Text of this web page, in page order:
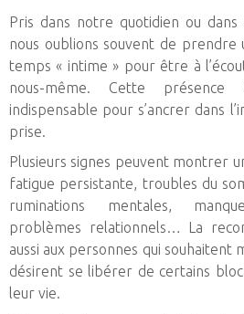
Pris dans notre quotidien ou
nous oublions souvent de
temps « intime » pour être à
nous-même. Cette
indispensable pour s’ancrer dans
prise.
Plusieurs signes peuvent montrer
fatigue persistante, troubles du
ruminations mentales,
problèmes relationnels… La
aussi aux personnes qui souhaitent
désirent se libérer de certains
leur vie.